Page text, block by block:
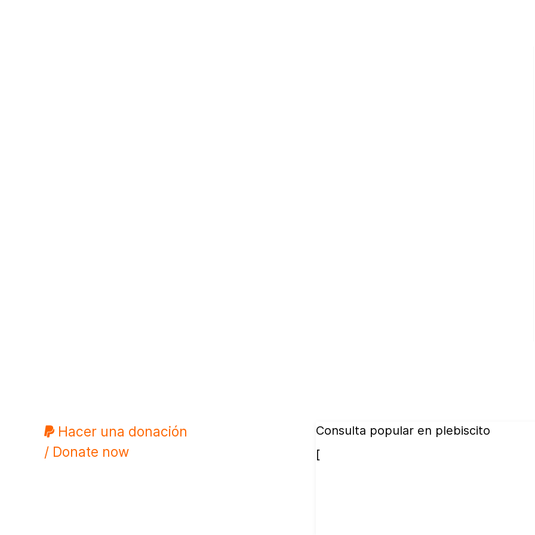
Hacer una donación
/ Donate now
Consulta popular en plebiscito
[